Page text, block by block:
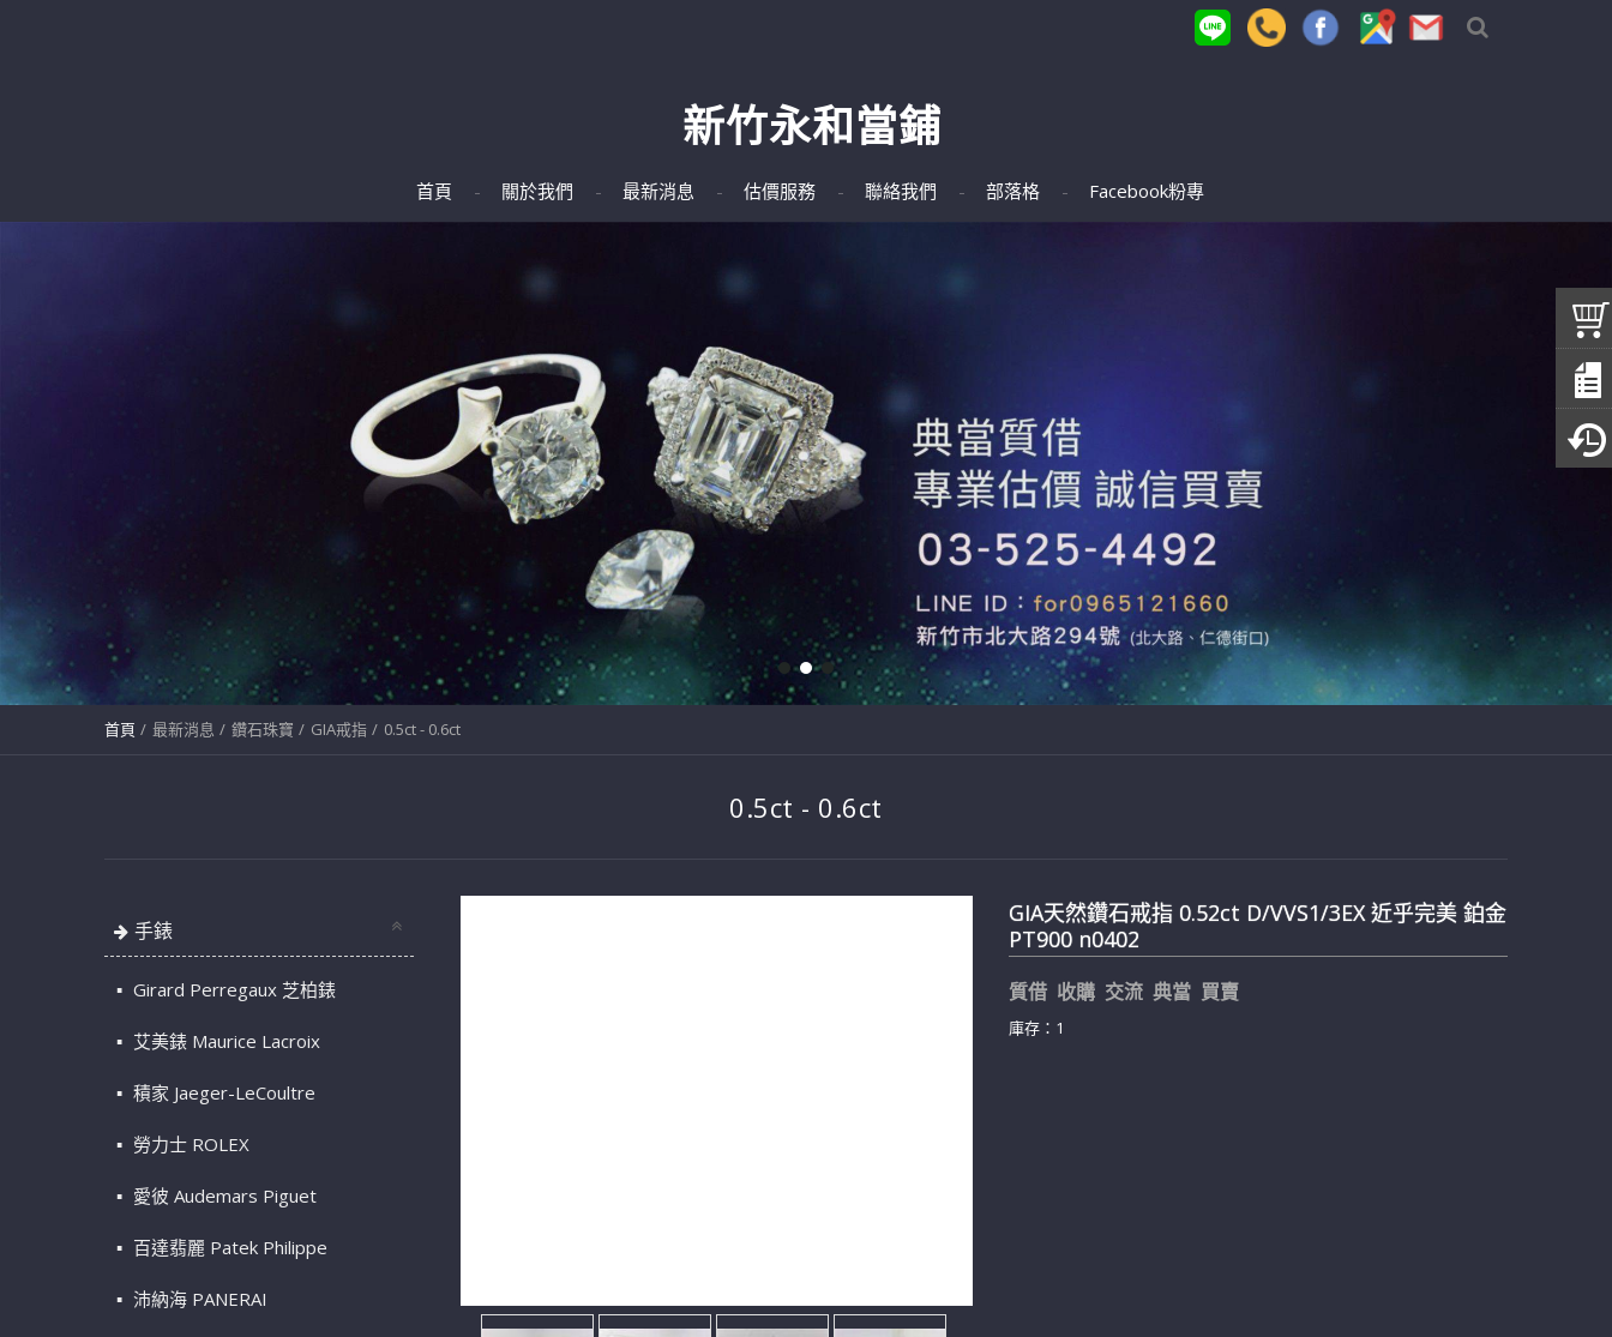
新竹永和當鋪
首頁 關於我們 最新消息 估價服務 聯絡我們 部落格 Facebook粉專
首頁 最新消息 鑽石珠寶 GIA戒指 0.5ct - 0.6ct
0.5ct - 0.6ct
手錶
Girard Perregaux 芝柏錶
艾美錶 Maurice Lacroix
積家 Jaeger-LeCoultre
勞力士 ROLEX
愛彼 Audemars Piguet
百達翡麗 Patek Philippe
沛納海 PANERAI
GIA天然鑽石戒指 0.52ct D/VVS1/3EX 近乎完美 鉑金
PT900 n0402
質借 收購 交流 典當 買賣
庫存：1